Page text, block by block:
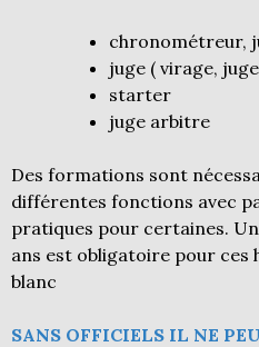
chronométreur,
juge ( virage,
starter
juge arbitre
Des formations sont
différentes fonctions avec
pratiques pour certaines.
ans est obligatoire pour ces
blanc
SANS OFFICIELS IL NE